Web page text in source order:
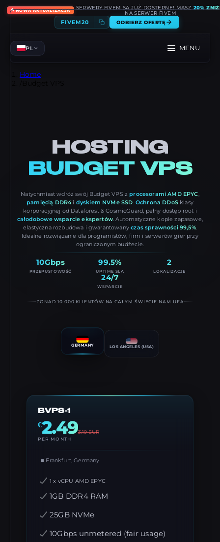
🔥NOWA AKTUALIZACJA SERWERY FIVEM SĄ JUŻ DOSTĘPNE! MASZ 20%
NA SERWER FIVEM
FIVEM20 ODBIERZ OFERTĘ
PL MENU
Home
HOSTING
BUDGET VPS
Natychmiast wdróż swój Budget VPS z procesorami AMD EPYC,
pamięcią DDR4 i dyskiem NVMe SSD. Ochrona DDoSklasy
korporacyjnej od Dataforest & CosmicGuard, pełny dostęp root i
całodobowe wsparcie ekspertów. Automatyczne kopie zapasowe,
elastyczna rozbudowa i gwarantowanyczas sprawności 99,5%.
Idealne rozwiązanie dla programistów, firm i serwerów gier przy
ograniczonym budżecie.
10Gbps
PRZEPUSTOWOŚĆ
99.5%
UPTIME SLA
2
LOKALIZACJE
24/7
WSPARCIE
PONAD 10 000 KLIENTÓW NA CAŁYM ŚWIECIE NAM UFA
GERMANY LOS ANGELES (USA)
BVPS-1
€2.493.19EUR
PER MONTH
■ Frankfurt, Germany
1 x vCPU AMD EPYC
1GB DDR4 RAM
25GB NVMe
10Gbps unmetered (fair usage)